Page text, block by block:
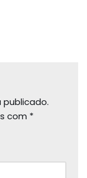
com *